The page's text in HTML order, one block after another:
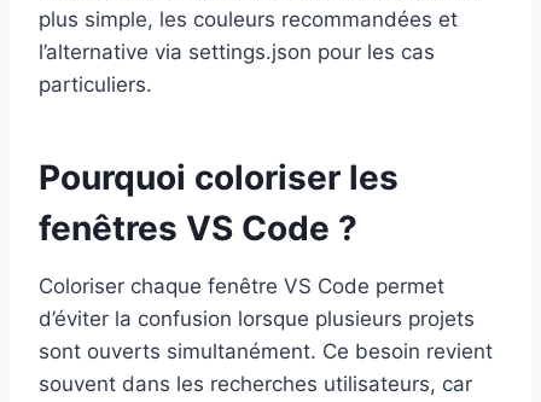
plus simple, les couleurs recommandées et
l’alternative via settings.json pour les cas
particuliers.
Pourquoi coloriser les
fenêtres VS Code ?
Coloriser chaque fenêtre VS Code permet
d’éviter la confusion lorsque plusieurs projets
sont ouverts simultanément. Ce besoin revient
souvent dans les recherches utilisateurs, car